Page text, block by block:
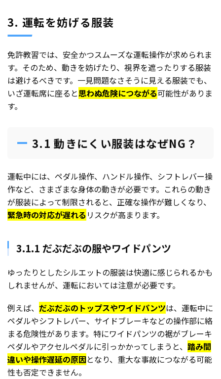
3. 運転を妨げる服装
免許教習では、安全かつスムーズな運転操作が求められま
す。そのため、動きを妨げたり、視界を遮ったりする服装
は避けるべきです。一見問題なさそうに見える服装でも、
いざ運転席に座ると思わぬ危険につながる可能性がありま
す。
3.1 動きにくい服装はなぜNG？
運転中には、ペダル操作、ハンドル操作、シフトレバー操
作など、さまざまな身体の動きが必要です。これらの動き
が服装によって制限されると、正確な操作が難しくなり、
緊急時の対応が遅れる リスクが高まります。
3.1.1 だぶだぶの服やワイドパンツ
ゆったりとしたシルエットの服装は快適に感じられるかも
しれませんが、運転においては注意が必要です。
例えば、 だぶだぶのトップスやワイドパンツは、運転中に
ペダルやシフトレバー、サイドブレーキなどの操作部に絡
まる危険性があります。特にワイドパンツの裾がブレーキ
ペダルやアクセルペダルに引っかかってしまうと、 踏み間
違いや操作遅延の原因となり、重大な事故につながる可能
性も否定できません。